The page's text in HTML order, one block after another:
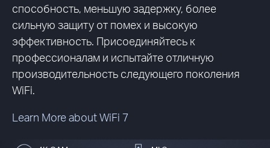
способность, меньшую задержку, более
сильную защиту от помех и высокую
эффективность. Присоединяйтесь к
профессионалам и испытайте отличную
производительность следующего поколения
WiFi.
Learn More about WiFi 7